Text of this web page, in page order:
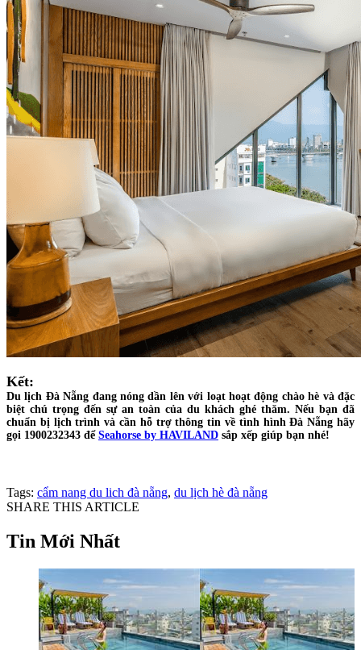
Kết:
Du lịch Đà Nẵng đang nóng dần lên với loạt hoạt động chào hè và đặc
biệt chú trọng đến sự an toàn của du khách ghé thăm. Nếu bạn đã
chuẩn bị lịch trình và cần hỗ trợ thông tin về tình hình Đà Nẵng hãy
gọi 1900232343 để Seahorse by HAVILAND sắp xếp giúp bạn nhé!
Tags: cẩm nang du lich đà nẵng, du lịch hè đà nẵng
Chia sẻ bài viết
Tin Mới Nhất